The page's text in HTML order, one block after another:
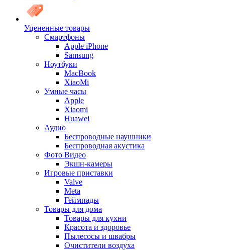
Уцененные товары
Cмартфоны
Apple iPhone
Samsung
Ноутбуки
MacBook
XiaoMi
Умные часы
Apple
Xiaomi
Huawei
Аудио
Беспроводные наушники
Беспроводная акустика
Фото Видео
Экшн-камеры
Игровые приставки
Valve
Meta
Геймпады
Товары для дома
Товары для кухни
Красота и здоровье
Пылесосы и швабры
Очистители воздуха